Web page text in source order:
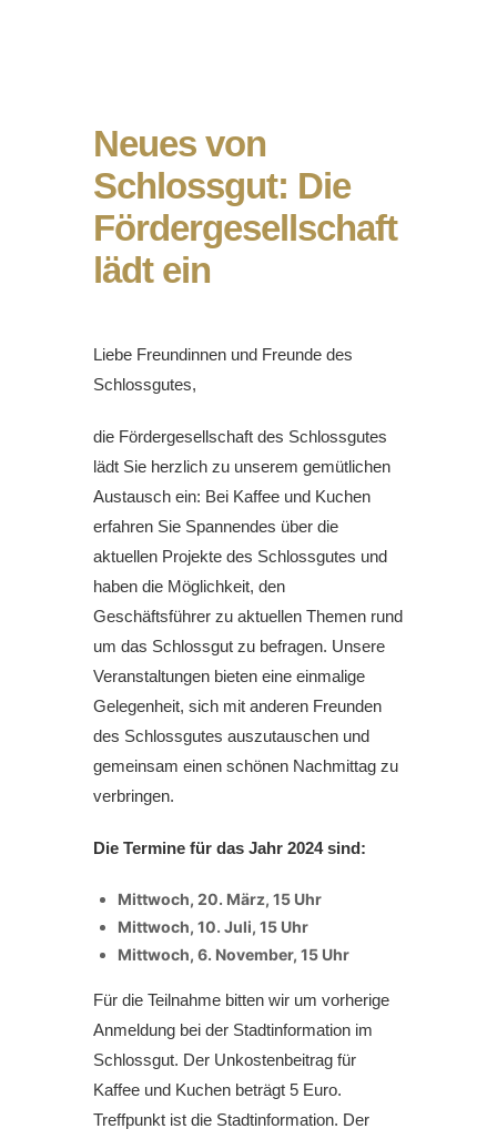
Neues von
Schlossgut: Die
Fördergesellschaft
lädt ein
Liebe Freundinnen und Freunde des
Schlossgutes,
die Fördergesellschaft des Schlossgutes
lädt Sie herzlich zu unserem gemütlichen
Austausch ein: Bei Kaffee und Kuchen
erfahren Sie Spannendes über die
aktuellen Projekte des Schlossgutes und
haben die Möglichkeit, den
Geschäftsführer zu aktuellen Themen rund
um das Schlossgut zu befragen. Unsere
Veranstaltungen bieten eine einmalige
Gelegenheit, sich mit anderen Freunden
des Schlossgutes auszutauschen und
gemeinsam einen schönen Nachmittag zu
verbringen.
Die Termine für das Jahr 2024 sind:
Mittwoch, 20. März, 15 Uhr
Mittwoch, 10. Juli, 15 Uhr
Mittwoch, 6. November, 15 Uhr
Für die Teilnahme bitten wir um vorherige
Anmeldung bei der Stadtinformation im
Schlossgut. Der Unkostenbeitrag für
Kaffee und Kuchen beträgt 5 Euro.
Treffpunkt ist die Stadtinformation. Der